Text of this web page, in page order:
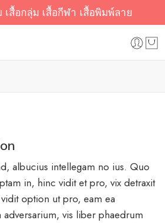
สื้อกลุ่ม เสื้อกีฬา เสื้อพิมพ์ลาย
albucius intellegam no ius. Quo
in, hinc vidit et pro, vix detraxit
option ut pro, eam ea
vis liber phaedrum